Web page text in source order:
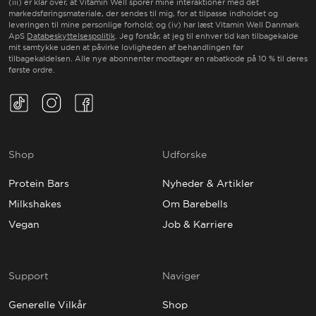
Shop
Protein Bars
Milkshakes
Vegan
Udforske
Nyheder & Artikler
Om Barebells
Job & Karriere
Support
Generelle Vilkår
Naviger
Shop
markedsføringsmateriale, der sendes til mig, for at tilpasse indholdet og
leveringen til mine personlige forhold; og (iv) har læst Vitamin Well Danmark
ApS Databeskyttelsespolitik . Jeg forstår, at jeg til enhver tid kan tilbagekalde
mit samtykke uden at påvirke lovligheden af behandlingen før
tilbagekaldelsen. Alle nye abonnenter modtager en rabatkode på 10 % til deres
første ordre.
TikTok(Opens in a new tab)
Instagram(Opens in a new tab)
Facebook(Opens in a new tab)